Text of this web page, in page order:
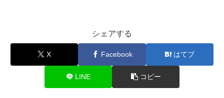
シェアする
X Facebook はてブ
LINE コピー